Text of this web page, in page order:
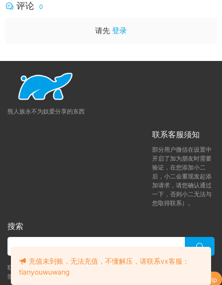
评论 0
请先 登录
熊人族永不为奴爱分享的东西
联系客服须知
部分用户微信在设置中
开启了加为朋友时需要
验证，在您添加小二
后，小二会重现发起添
加请求，请您确认通过
一下，否则小二无法与
您取得联系）。
搜索
联系客服 (添加后告诉客服-来自熊人族咨询问题)
微信客服（tianyouwuwang）
充值未到账，无法充值，不懂解压，请联系vx客服：
tianyouwuwang
升级了 月熊vip